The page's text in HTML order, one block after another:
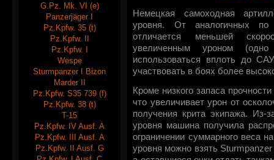
G.Pz. Mk. VI (e)
Panzerjäger I
Pz.Kpfw. 35 (t)
Pz.Kpfw. II
Pz.Kpfw. I
Wespe
Sturmpanzer I Bizon
Marder II
Pz.Kpfw. S35 739 (f)
Pz.Kpfw. 38 (t)
T-15
Pz.Kpfw. IV Ausf. A
Pz.Kpfw. III Ausf. A
Pz.Kpfw. II Ausf. G
Немецкая самоходная
уровня. От аналогичных
отличается меньшей
увеличенным уроном
использоваться вплоть до
участвовать в боях более
Кроме низкого запаса
что увеличивает урон от
получения крита экипажа. Из-
уровня машина получила
ограничении суммарного веса
уровня можно взять